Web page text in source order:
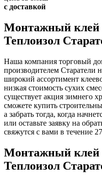
с доставкой
Монтажный клей
Теплоизол
Наша компания торговый
производителем Старатели
широкий ассортимент
низкая стоимость сухих
существует акция зимнего
сможете купить
а забрать тогда, когда
или оставьте заявку на
свяжутся с вами в течение
Монтажный клей
Теплоизол